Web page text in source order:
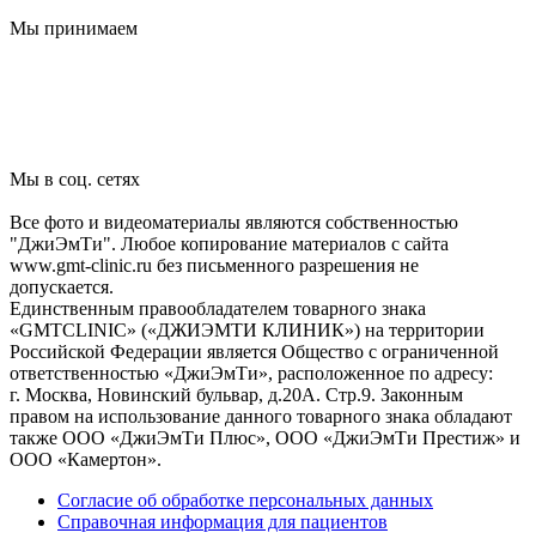
Мы принимаем
Мы в соц. сетях
Все фото и видеоматериалы являются собственностью
"ДжиЭмТи". Любое копирование материалов с сайта
www.gmt-clinic.ru без письменного разрешения не
допускается.
Единственным правообладателем товарного знака
«GMTCLINIC» («ДЖИЭМТИ КЛИНИК») на территории
Российской Федерации является Общество с ограниченной
ответственностью «ДжиЭмТи», расположенное по адресу:
г. Москва, Новинский бульвар, д.20А. Стр.9. Законным
правом на использование данного товарного знака обладают
также ООО «ДжиЭмТи Плюс», ООО «ДжиЭмТи Престиж» и
ООО «Камертон».
Согласие об обработке персональных данных
Справочная информация для пациентов